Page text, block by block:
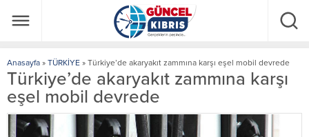
Anasayfa » TÜRKİYE » Türkiye’de akaryakıt zammına karşı eşel mobil devrede
Türkiye’de akaryakıt zammına karşı
eşel mobil devrede